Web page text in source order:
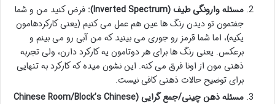
مسئله وارونگی طیف (Inverted Spectrum):
فرض کنید من و شما
جفتمون تو دیدن رنگ ها عین هم عمل می کنیم (یعنی کارکردهامون
یکیه)، اما شما قرمز رو جوری می بینید که من آبی رو می بینم و
برعکس. یعنی رنگ ها برای هر دوتامون یه کارکرد دارن، ولی تجربه
ذهنی مون از اونا فرق می کنه. این نشون میده که کارکرد به تنهایی
برای توضیح حالات ذهنی کافی نیست.
مسئله ذهن چینی/جمع گرایی (Chinese Room/Block’s Chinese